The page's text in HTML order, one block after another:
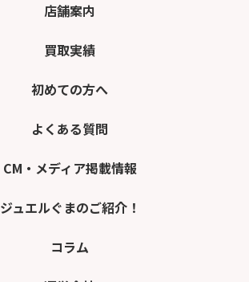
店舗案内
買取実績
初めての方へ
よくある質問
CM・メディア掲載情報
ジュエルぐまのご紹介！
コラム